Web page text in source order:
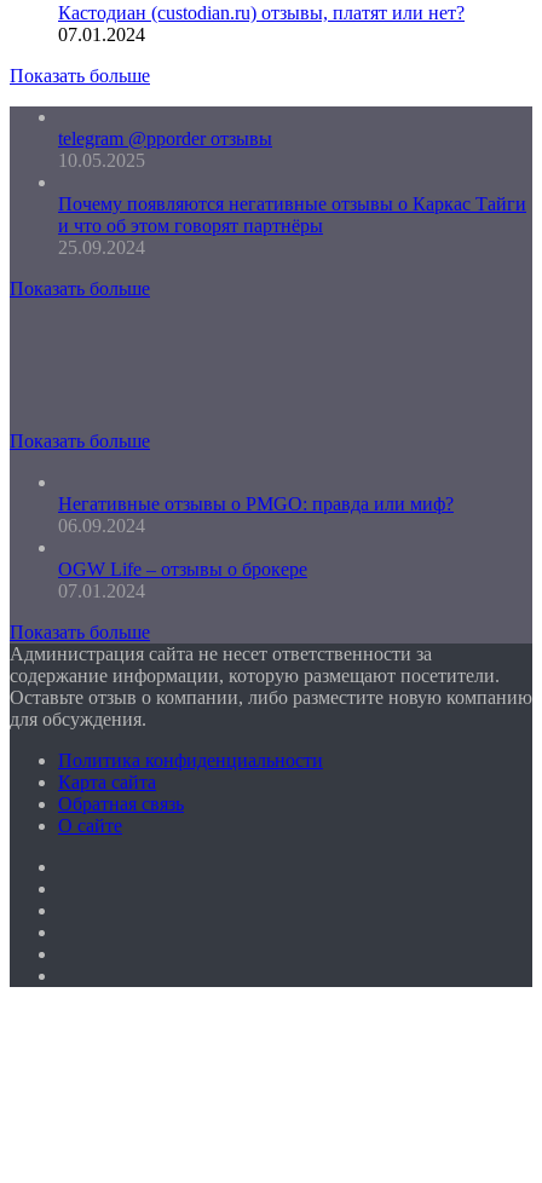
Кастодиан (custodian.ru) отзывы, платят или нет?
07.01.2024
Показать больше
telegram @pporder отзывы
10.05.2025
Почему появляются негативные отзывы о Каркас Тайги
и что об этом говорят партнёры
25.09.2024
Показать больше
Показать больше
Негативные отзывы о PMGO: правда или миф?
06.09.2024
OGW Life – отзывы о брокере
07.01.2024
Показать больше
Администрация сайта не несет ответственности за
содержание информации, которую размещают посетители.
Оставьте отзыв о компании, либо разместите новую компанию
для обсуждения.
Политика конфиденциальности
Карта сайта
Обратная связь
О сайте